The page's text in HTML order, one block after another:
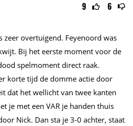
9 6
zeer overtuigend. Feyenoord was
Bij het eerste moment voor de
spelmoment direct raak.
korte tijd de domme actie door
dat het wellicht van twee kanten
je met een VAR je handen thuis
Nick. Dan sta je 3-0 achter, staat